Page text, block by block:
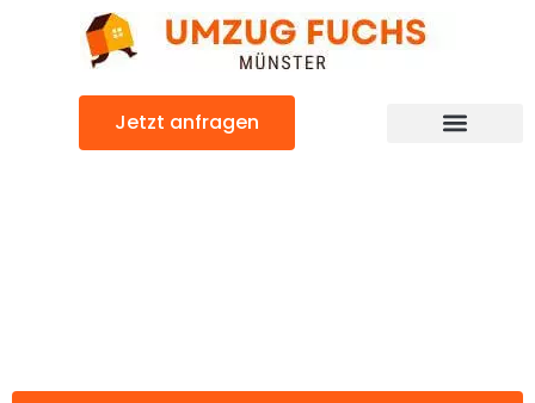
Jetzt anfragen